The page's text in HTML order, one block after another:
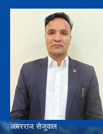
अमरराज सेजुवाल